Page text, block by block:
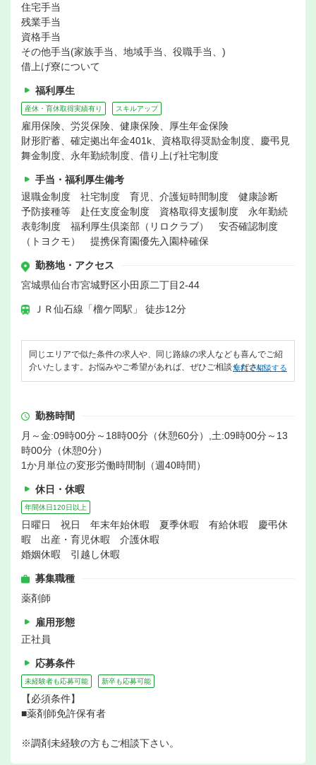
住宅手当
残業手当
資格手当
その他手当(家族手当、地域手当、役職手当、)
借上げ寮について
福利厚生
産休・育休取得実績有り スキルアップ
雇用保険、労災保険、健康保険、厚生年金保険
財形貯蓄、確定拠出年金401k、資格取得奨励金制度、慶弔見
舞金制度、永年勤続制度、借り上げ社宅制度
手当・福利厚生備考
退職金制度 社宅制度 育児、介護短時間制度 健康診断
予防接種等 赴任支度金制度 資格取得支援制度 永年勤続
表彰制度 福利厚生倶楽部（リロクラブ） 安否確認制度
（トヨクモ） 提携保育園優先入園枠確保
勤務地・アクセス
宮城県仙台市宮城野区小田原二丁目2-44
ＪＲ仙石線「榴ケ岡駅」 徒歩12分
同じエリアで似た条件の求人や、同じ路線の求人なども喜んでご紹
介いたします。お悩みやご希望があれば、ぜひご相談ください。
無料で相談する
勤務時間
月～金:09時00分～18時00分（休憩60分）,土:09時00分～13
時00分（休憩0分）
1か月単位の変形労働時間制（週40時間）
休日・休暇
年間休日120日以上
日曜日 祝日 年末年始休暇 夏季休暇 有給休暇 慶弔休
暇 出産・育児休暇 介護休暇
婚姻休暇 引越し休暇
募集職種
薬剤師
雇用形態
正社員
応募条件
未経験者も応募可能 新卒も応募可能
【必須条件】
■薬剤師免許保有者
※調剤未経験の方もご相談下さい。